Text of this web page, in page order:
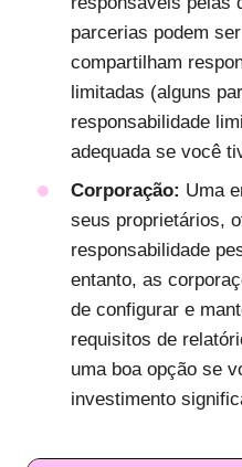
parcerias podem
compartilham
limitadas (alguns
responsabilidade
adequada se você
Corporação: Uma
seus proprietários,
responsabilidade
entanto, as
de configurar e
requisitos de
uma boa opção se
investimento